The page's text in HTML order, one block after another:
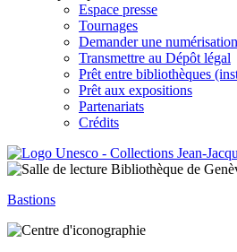
Espace presse
Tournages
Demander une numérisation
Transmettre au Dépôt légal
Prêt entre bibliothèques
Prêt aux expositions
Partenariats
Crédits
Bastions